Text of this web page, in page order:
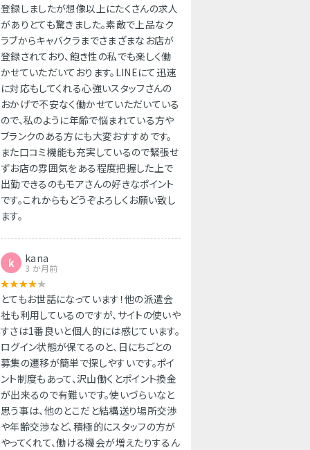
登録しましたが想像以上にたくさんの求人
がありとても驚きました。素敵で上品なク
ラブからキャバクラまでさまざまなお店が
登録されており、飽き性の私でも楽しく働
かせていただいております。LINEにて迅速
に対応もしてくれる心強いスタッフさんの
おかげで不安なく働かせていただいている
ので、私のように年齢で悩まれている方や
ブランクのある方にも大変おすすめです。
また口コミ機能も充実しているので緊張せ
ずお店の雰囲気をある程度把握した上で
出勤できるのもモアさんの好きなポイント
です。これからもどうぞよろしくお願い致し
ます。
k kana
3 か月前
とてもお世話になっています！他の派遣会
社も利用しているのですが、サイトの使いや
すさは1番良いと個人的には感じています。
ログイン状態が保てるのと、日にちごとの
募集の遷移が簡単で探しやすいです。ポイ
ント制度もあって、沢山働くとポイント換金
が出来るので有難いです。使いづらいなと
思う事は、他のとこだと結構送り場所交渉
や年齢交渉など、積極的にスタッフの方が
やってくれて、働ける機会が増えたりするん